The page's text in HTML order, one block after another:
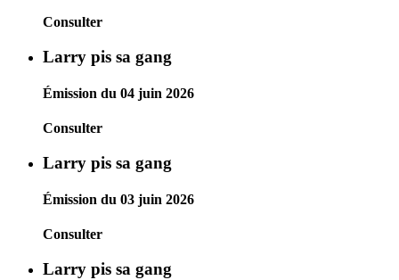
Consulter
Larry pis sa gang
Émission du 04 juin 2026
Consulter
Larry pis sa gang
Émission du 03 juin 2026
Consulter
Larry pis sa gang